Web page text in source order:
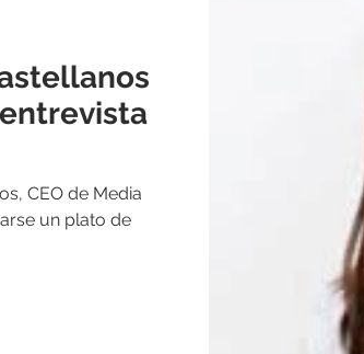
CEO de Media
un plato de